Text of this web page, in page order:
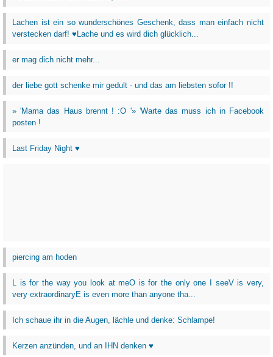
Lachen ist ein so wunderschönes Geschenk, dass man einfach nicht
verstecken darf! ♥Lache und es wird dich glücklich...
er mag dich nicht mehr...
der liebe gott schenke mir gedult - und das am liebsten sofor !!
» 'Mama das Haus brennt ! :O '» 'Warte das muss ich in Facebook
posten !
Last Friday Night ♥
piercing am hoden
L is for the way you look at meO is for the only one I seeV is very,
very extraordinaryE is even more than anyone tha...
Ich schaue ihr in die Augen, lächle und denke: Schlampe!
Kerzen anzünden, und an IHN denken ♥